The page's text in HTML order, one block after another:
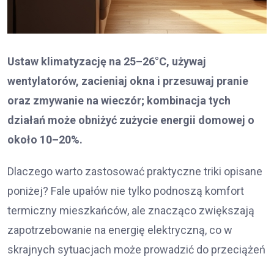
Ustaw klimatyzację na 25–26°C, używaj
wentylatorów, zacieniaj okna i przesuwaj pranie
oraz zmywanie na wieczór; kombinacja tych
działań może obniżyć zużycie energii domowej o
około 10–20%.
Dlaczego warto zastosować praktyczne triki opisane
poniżej? Fale upałów nie tylko podnoszą komfort
termiczny mieszkańców, ale znacząco zwiększają
zapotrzebowanie na energię elektryczną, co w
skrajnych sytuacjach może prowadzić do przeciążeń